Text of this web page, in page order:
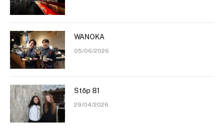
WANOKA
05/06/2026
Stōp 81
29/04/2026